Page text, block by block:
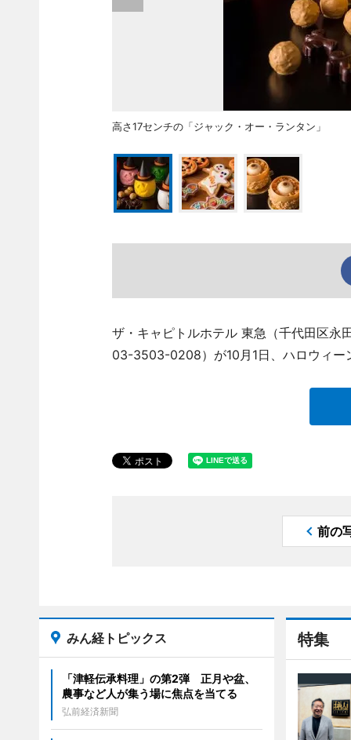
高さ17センチの「ジャック・オー・ランタン」
ザ・キャピトルホテル 東急（千代田区永
03-3503-0208）が10月1日、ハロウィー
前の
特集
みん経トピックス
「津軽伝承料理」の第2弾 正月や盆、
農事など人が集う場に焦点を当てる
弘前経済新聞